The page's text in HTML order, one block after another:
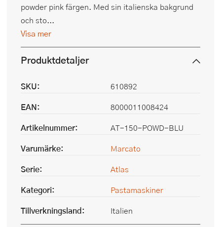
powder pink färgen. Med sin italienska bakgrund
och sto...
Visa mer
Produktdetaljer
SKU:
610892
EAN:
8000011008424
Artikelnummer:
AT-150-POWD-BLU
Varumärke:
Marcato
Serie:
Atlas
Kategori:
Pastamaskiner
Tillverkningsland:
Italien